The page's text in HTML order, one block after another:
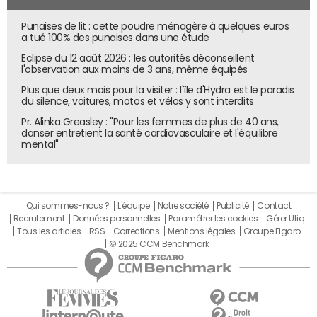
payante de l'outil avec des garanties minimales de
service.
Avec Pixtral Large, Mistral frappe (encore)
très fort
En parallèle de l'annonce du nouveau Le Chat, Mistral
annonce Pixtral Large, un nouveau modèle d'IAopen
de vision. Le modèle excelle notamment sur DocVQA
(Questions-Réponses sur des documents visuels) avec
un score de 93,3% et sur AI2D (compréhension de
diagrammes) avec 93,8%, se positionnant comme leader
sur ces benchmarks parmi les modèles comparés. Il
démontre également une forte capacité sur ChartQA
(analyse de graphiques) avec 88,1%.
Punaises de lit : cette poudre ménagère à quelques euros
a tué 100% des punaises dans une étude
Eclipse du 12 août 2026 : les autorités déconseillent
l'observation aux moins de 3 ans, même équipés
Plus que deux mois pour la visiter : l'île d'Hydra est le paradis
du silence, voitures, motos et vélos y sont interdits
Pr. Alinka Greasley : "Pour les femmes de plus de 40 ans,
danser entretient la santé cardiovasculaire et l'équilibre
mental"
Qui sommes-nous ? L'équipe Notre société Publicité
Contact
Recrutement
Données personnelles Paramétrer les cookies
Gérer Utiq
Tous les articles
RSS Corrections Mentions légales
Groupe Figaro
© 2025 CCM Benchmark